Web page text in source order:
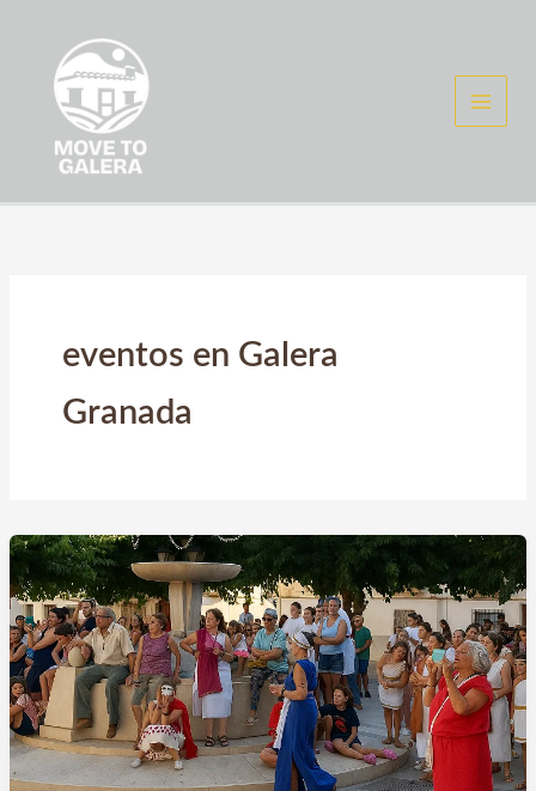
contenido
eventos en Galera
Granada